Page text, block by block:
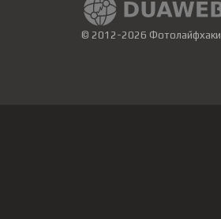
© 2012-2026 Фотолайфхаки